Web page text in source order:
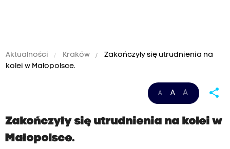
Aktualności Kraków
Zakończyły się utrudnienia na
kolei w Małopolsce.
A A A share
Zakończyły się utrudnienia na kolei w
Małopolsce.